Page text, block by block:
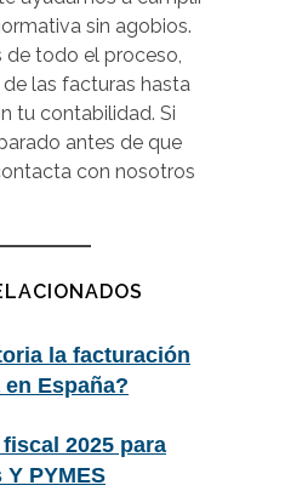
sin agobios.
de todo el proceso,
las facturas hasta
tu contabilidad. Si
antes de que
con nosotros
la facturación
España?
2025 para
PYMES